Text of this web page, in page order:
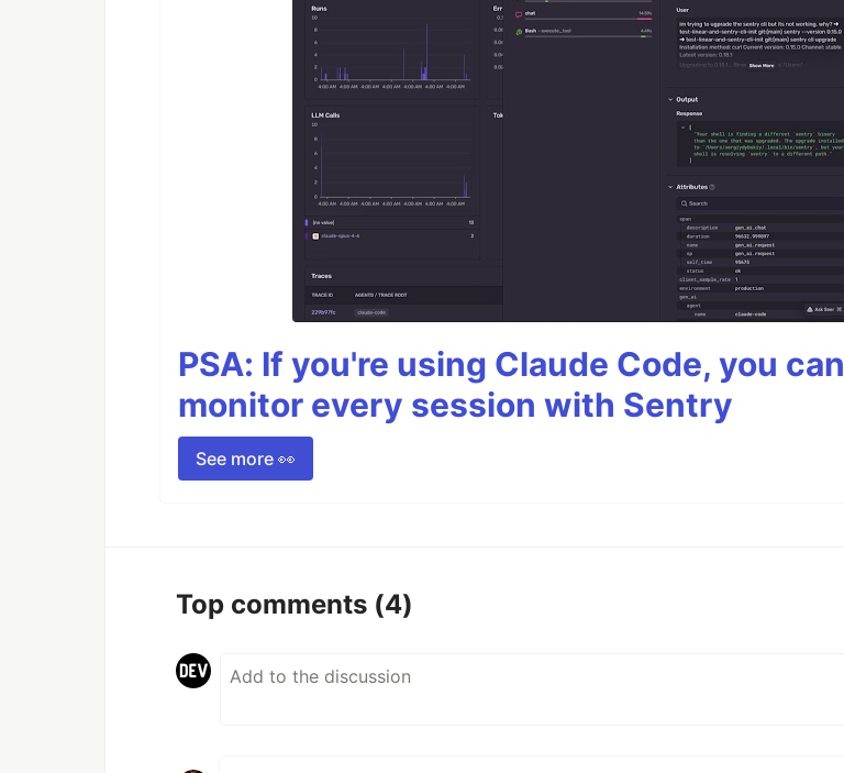
PSA: If you're using Claude Code, you can
monitor every session with Sentry
See more 👀
Top comments (4)